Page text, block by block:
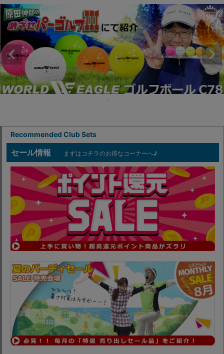
Recommended Club Sets
セール情報 まずはコチラのお得なコーナーへ♪